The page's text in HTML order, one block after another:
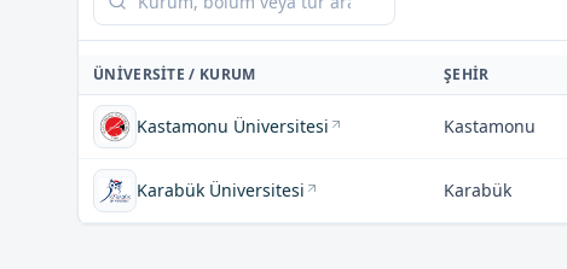
ÜNIVERSITE / KURUM ŞEHIR
Kastamonu Üniversitesi Kastamonu
Karabük Üniversitesi Karabük